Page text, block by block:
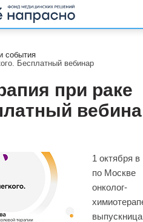
события
Бесплатный вебинар
при раке
1 октября в
по Москве
онколог-
выпускница